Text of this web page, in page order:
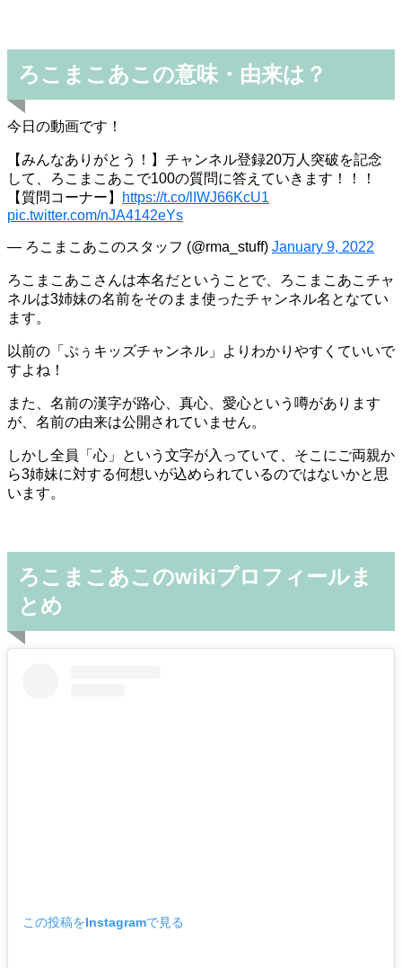
ろこまこあこの意味・由来は？
今日の動画です！
【みんなありがとう！】チャンネル登録20万人突破を記念
して、ろこまこあこで100の質問に答えていきます！！！
【質問コーナー】
https://t.co/lIWJ66KcU1
pic.twitter.com/nJA4142eYs
— ろこまこあこのスタッフ (@rma_stuff) January 9, 2022
ろこまこあこさんは本名だということで、ろこまこあこチャ
ネルは3姉妹の名前をそのまま使ったチャンネル名となてい
ます。
以前の「ぷぅキッズチャンネル」よりわかりやすくていいで
すよね！
また、名前の漢字が路心、真心、愛心という噂があります
が、名前の由来は公開されていません。
しかし全員「心」という文字が入っていて、そこにご両親か
ら3姉妹に対する何想いが込められているのではないかと思
います。
ろこまこあこのwikiプロフィールま
とめ
この投稿をInstagramで見る